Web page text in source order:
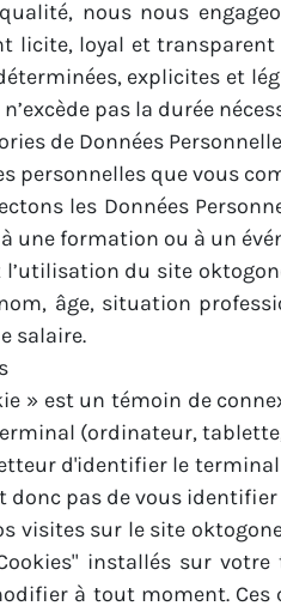
nous nous
licite, loyal et transparent
explicites et
pas la durée
de Données
personnelles que vous
les Données
à une formation ou à un
l’utilisation du site
âge, situation
salaire.
» est un témoin de
(ordinateur,
d'identifier le
donc pas de vous
visites sur le site
installés sur
à tout moment.